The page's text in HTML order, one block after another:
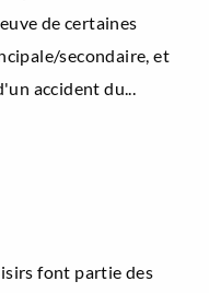
de certaines
secondaire, et
accident du...
font partie des